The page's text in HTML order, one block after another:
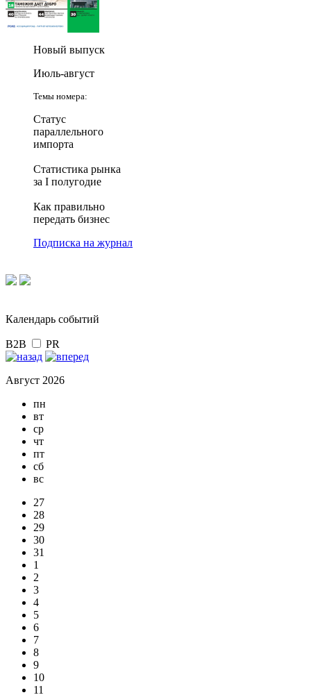
Новый выпуск
Июль-август
Темы номера:
Статус
параллельного
импорта
Статистика рынка
за I полугодие
Как правильно
передать бизнес
Подписка на журнал
Календарь событий
B2B PR
Август 2026
пн
вт
ср
чт
пт
сб
вс
27
28
29
30
31
1
2
3
4
5
6
7
8
9
10
11